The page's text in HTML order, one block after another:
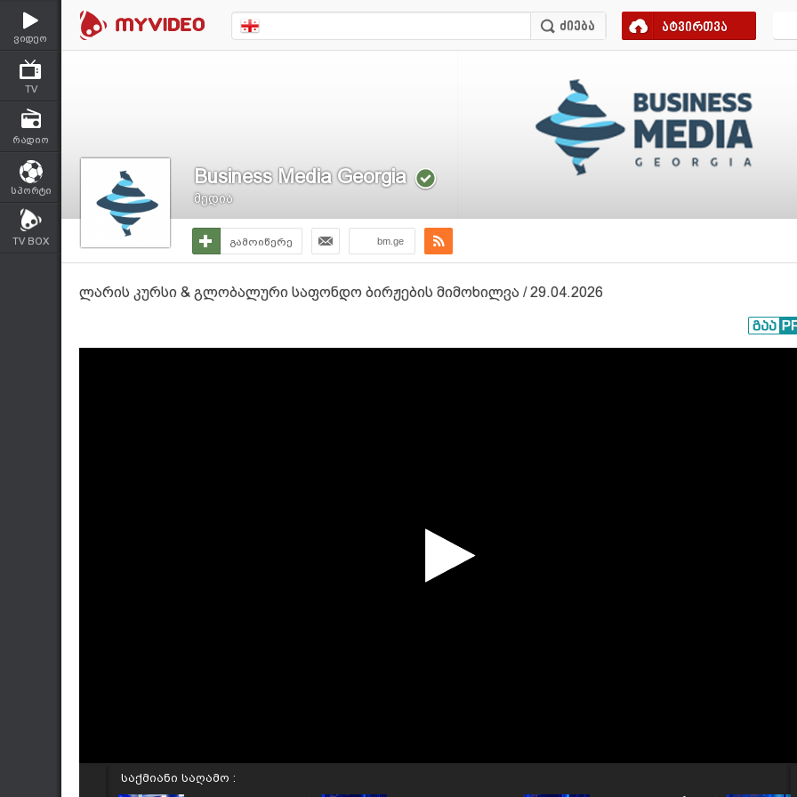
ვიდეო
TV
რადიო
სპორტი
TV BOX
ატვირთვა
Business Media Georgia
მედია
გამოიწერე bm.ge
ლარის კურსი & გლობალური საფონდო ბირჟების მიმოხილვა / 29.04.2026
საქმიანი საღამო :